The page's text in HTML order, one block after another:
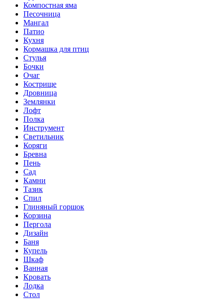
Компостная яма
Песочница
Мангал
Патио
Кухня
Кормашка для птиц
Стулья
Бочки
Очаг
Кострище
Дровница
Землянки
Лофт
Полка
Инструмент
Светильник
Коряги
Бревна
Пень
Сад
Камни
Тазик
Спил
Глиняный горшок
Корзина
Пергола
Дизайн
Баня
Купель
Шкаф
Ванная
Кровать
Лодка
Стол